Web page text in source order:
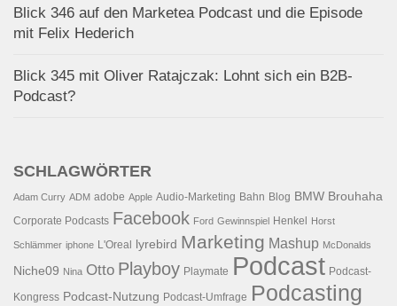
Blick 346 auf den Marketea Podcast und die Episode
mit Felix Hederich
Blick 345 mit Oliver Ratajczak: Lohnt sich ein B2B-
Podcast?
SCHLAGWÖRTER
Adam Curry ADM adobe Apple Audio-Marketing Bahn Blog BMW Brouhaha
Corporate Podcasts Facebook Ford Gewinnspiel Henkel Horst
Schlämmer iphone L'Oreal lyrebird Marketing Mashup McDonalds
Niche09 Nina Otto Playboy Playmate Podcast Podcast-
Kongress Podcast-Nutzung Podcast-Umfrage Podcasting